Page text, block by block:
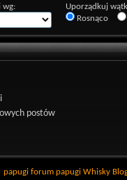
wg:
Uporządkuj
Rosnąco
postów
papugi forum papugi Whisky